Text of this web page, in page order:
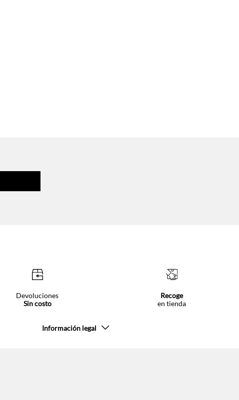
Devoluciones
Sin costo
Recoge
en tienda
Información legal